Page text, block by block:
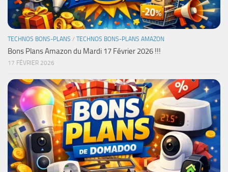
TECHNOS BONS-PLANS / TECHNOS BONS-PLANS AMAZON
Bons Plans Amazon du Mardi 17 Février 2026 !!!
17 FÉVRIER 2026